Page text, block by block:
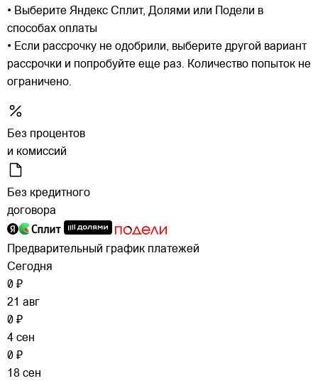
• Выберите Яндекс Сплит, Долями или Подели в
способах оплаты
• Если рассрочку не одобрили, выберите другой вариант
рассрочки и попробуйте еще раз. Количество попыток не
ограничено.
Без процентов
и комиссий
Без кредитного
договора
Предварительный график платежей
Сегодня
0 ₽
21 авг
0 ₽
4 сен
0 ₽
18 сен